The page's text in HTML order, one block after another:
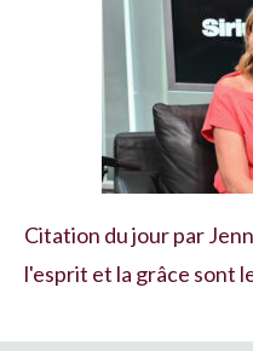
Citation du jour par
l'esprit et la grâce sont